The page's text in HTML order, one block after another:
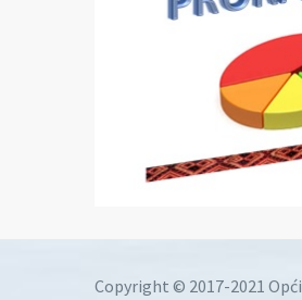
Copyright © 2017-2021